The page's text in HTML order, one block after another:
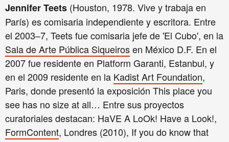
Jennifer Teets (Houston, 1978. Vive y trabaja en
París) es comisaria independiente y escritora. Entre
el 2003–7, Teets fue comisaria jefe de 'El Cubo', en la
Sala de Arte Pública Siqueirosen México D.F. En el
2007 fue residente en Platform Garanti, Estanbul, y
en el 2009 residente en la Kadist Art Foundation,
Paris, donde presentó la exposición This place you
see has no size at all… Entre sus proyectos
curatoriales destacan: HaVE A LoOk! Have a Look!,
FormContent, Londres (2010), If you do know that